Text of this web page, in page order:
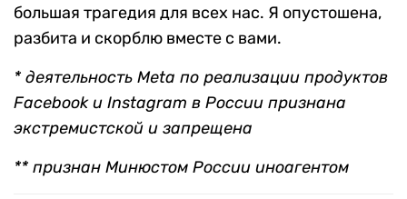
большая трагедия для всех нас. Я опустошена,
разбита и скорблю вместе с вами.
* деятельность Meta по реализации продуктов
Facebook и Instagram в России признана
экстремистской и запрещена
** признан Минюстом России иноагентом